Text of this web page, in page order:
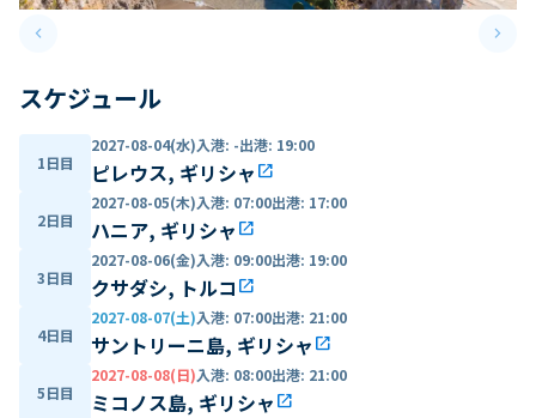
keyboard_arrow_leftPrevious slide keyboard_arrow_right
スケジュール
1日目
2027-08-04(水)入港: -出港: 19:00
ピレウス, ギリシャ open_in_new
2日目
2027-08-05(木)入港: 07:00出港: 17:00
ハニア, ギリシャ open_in_new
3日目
2027-08-06(金)入港: 09:00出港: 19:00
クサダシ, トルコ open_in_new
4日目
2027-08-07(土)入港: 07:00出港: 21:00
サントリーニ島, ギリシャ open_in_new
5日目
2027-08-08(日)入港: 08:00出港: 21:00
ミコノス島, ギリシャ open_in_new